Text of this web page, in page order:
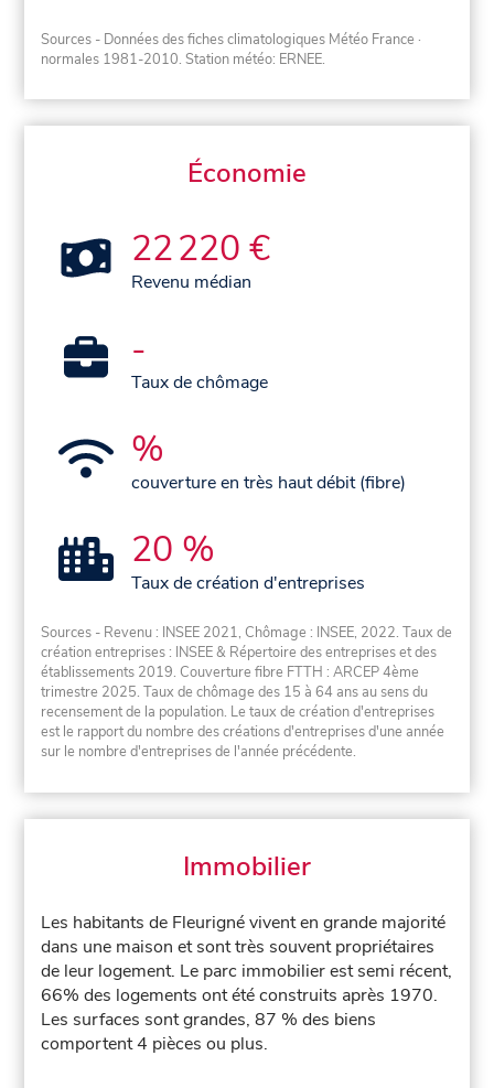
Sources - Données des fiches climatologiques Météo France ·
normales 1981-2010. Station météo: ERNEE.
Économie
22 220 €
Revenu médian
-
Taux de chômage
%
couverture en très haut débit (fibre)
20 %
Taux de création d'entreprises
Sources - Revenu : INSEE 2021, Chômage : INSEE, 2022. Taux de
création entreprises : INSEE & Répertoire des entreprises et des
établissements 2019. Couverture fibre FTTH : ARCEP 4ème
trimestre 2025. Taux de chômage des 15 à 64 ans au sens du
recensement de la population. Le taux de création d'entreprises
est le rapport du nombre des créations d'entreprises d'une année
sur le nombre d'entreprises de l'année précédente.
Immobilier
Les habitants de Fleurigné vivent en grande majorité
dans une maison et sont très souvent propriétaires
de leur logement. Le parc immobilier est semi récent,
66% des logements ont été construits après 1970.
Les surfaces sont grandes, 87 % des biens
comportent 4 pièces ou plus.